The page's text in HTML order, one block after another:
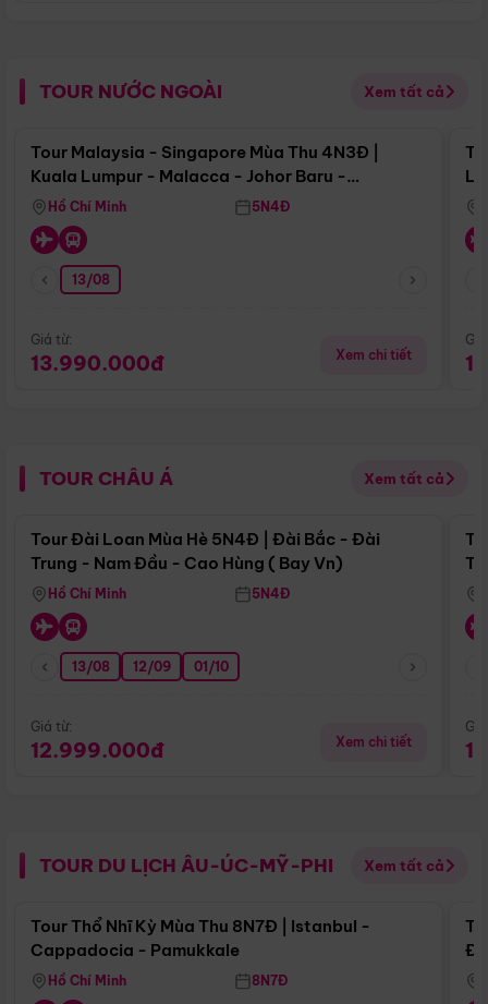
TOUR NƯỚC NGOÀI Xem tất cả
Điểm nổi bật
Tour Malaysia - Singapore Mùa Thu 4N3Đ |
Kuala Lumpur - Malacca - Johor Baru -
Singapore
Hồ Chí Minh 5N4Đ
13/08
Giá từ:
13.990.000đ Xem chi tiết
TOUR CHÂU Á Xem tất cả
Điểm nổi bật
Tour Đài Loan Mùa Hè 5N4Đ | Đài Bắc - Đài
Trung - Nam Đầu - Cao Hùng ( Bay Vn)
Hồ Chí Minh 5N4Đ
13/08 12/09 01/10
Giá từ:
12.999.000đ Xem chi tiết
TOUR DU LỊCH ÂU-ÚC-MỸ-PHI Xem tất cả
Điểm nổi bật
Tour Thổ Nhĩ Kỳ Mùa Thu 8N7Đ | Istanbul -
Cappadocia - Pamukkale
Hồ Chí Minh 8N7Đ